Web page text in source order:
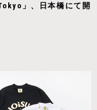
」、日本橋にて開